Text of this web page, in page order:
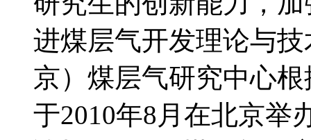
进煤层气开发理论与
京）煤层气研究中心
于2010年8月在北京举